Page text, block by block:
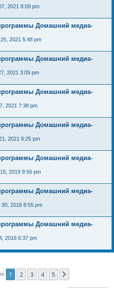
2021 8:09 pm
Домашний медиа-
2021 5:48 pm
Домашний медиа-
2021 3:05 pm
Домашний медиа-
2021 7:38 pm
Домашний медиа-
2021 8:25 pm
Домашний медиа-
2019 9:56 pm
Домашний медиа-
30, 2016 8:55 pm
Домашний медиа-
2016 6:37 pm
1 2 3 4 5